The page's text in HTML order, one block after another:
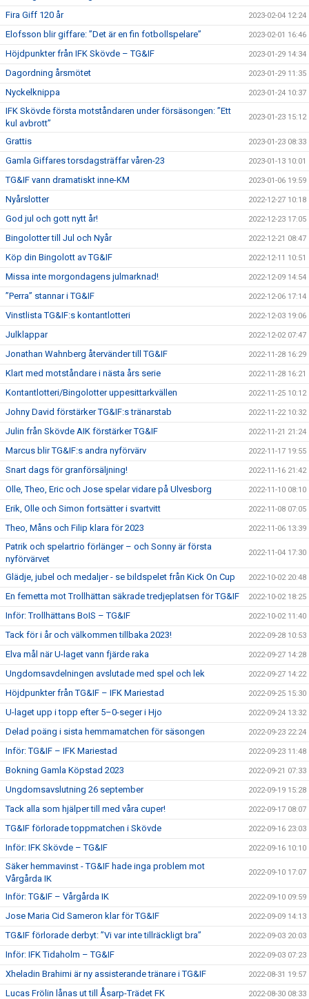
Fira Giff 120 år 2023-02-04 12:24
Elofsson blir giffare: ”Det är en fin fotbollspelare” 2023-02-01 16:46
Höjdpunkter från IFK Skövde – TG&IF 2023-01-29 14:34
Dagordning årsmötet 2023-01-29 11:35
Nyckelknippa 2023-01-24 10:37
IFK Skövde första motståndaren under försäsongen: ”Ett
kul avbrott”
2023-01-23 15:12
Grattis 2023-01-23 08:33
Gamla Giffares torsdagsträffar våren-23 2023-01-13 10:01
TG&IF vann dramatiskt inne-KM 2023-01-06 19:59
Nyårslotter 2022-12-27 10:18
God jul och gott nytt år! 2022-12-23 17:05
Bingolotter till Jul och Nyår 2022-12-21 08:47
Köp din Bingolott av TG&IF 2022-12-11 10:51
Missa inte morgondagens julmarknad! 2022-12-09 14:54
”Perra” stannar i TG&IF 2022-12-06 17:14
Vinstlista TG&IF:s kontantlotteri 2022-12-03 19:06
Julklappar 2022-12-02 07:47
Jonathan Wahnberg återvänder till TG&IF 2022-11-28 16:29
Klart med motståndare i nästa års serie 2022-11-28 16:21
Kontantlotteri/Bingolotter uppesittarkvällen 2022-11-25 10:12
Johny David förstärker TG&IF:s tränarstab 2022-11-22 10:32
Julin från Skövde AIK förstärker TG&IF 2022-11-21 21:24
Marcus blir TG&IF:s andra nyförvärv 2022-11-17 19:55
Snart dags för granförsäljning! 2022-11-16 21:42
Olle, Theo, Eric och Jose spelar vidare på Ulvesborg 2022-11-10 08:10
Erik, Olle och Simon fortsätter i svartvitt 2022-11-08 07:05
Theo, Måns och Filip klara för 2023 2022-11-06 13:39
Patrik och spelartrio förlänger – och Sonny är första
nyförvärvet
2022-11-04 17:30
Glädje, jubel och medaljer - se bildspelet från Kick On Cup 2022-10-02 20:48
En femetta mot Trollhättan säkrade tredjeplatsen för TG&IF 2022-10-02 18:25
Inför: Trollhättans BoIS – TG&IF 2022-10-02 11:40
Tack för i år och välkommen tillbaka 2023! 2022-09-28 10:53
Elva mål när U-laget vann fjärde raka 2022-09-27 14:28
Ungdomsavdelningen avslutade med spel och lek 2022-09-27 14:22
Höjdpunkter från TG&IF – IFK Mariestad 2022-09-25 15:30
U-laget upp i topp efter 5–0-seger i Hjo 2022-09-24 13:32
Delad poäng i sista hemmamatchen för säsongen 2022-09-23 22:24
Inför: TG&IF – IFK Mariestad 2022-09-23 11:48
Bokning Gamla Köpstad 2023 2022-09-21 07:33
Ungdomsavslutning 26 september 2022-09-19 15:28
Tack alla som hjälper till med våra cuper! 2022-09-17 08:07
TG&IF förlorade toppmatchen i Skövde 2022-09-16 23:03
Inför: IFK Skövde – TG&IF 2022-09-16 10:10
Säker hemmavinst - TG&IF hade inga problem mot
Vårgårda IK
2022-09-10 17:07
Inför: TG&IF – Vårgårda IK 2022-09-10 09:59
Jose Maria Cid Sameron klar för TG&IF 2022-09-09 14:13
TG&IF förlorade derbyt: ”Vi var inte tillräckligt bra” 2022-09-03 20:03
Inför: IFK Tidaholm – TG&IF 2022-09-03 07:23
Xheladin Brahimi är ny assisterande tränare i TG&IF 2022-08-31 19:57
Lucas Frölin lånas ut till Åsarp-Trädet FK 2022-08-30 08:33